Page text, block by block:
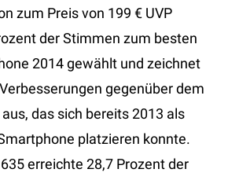
zum Preis von 199 € UVP
der Stimmen zum besten
2014 gewählt und zeichnet
gegenüber dem
das sich bereits 2013 als
platzieren konnte.
erreichte 28,7 Prozent der